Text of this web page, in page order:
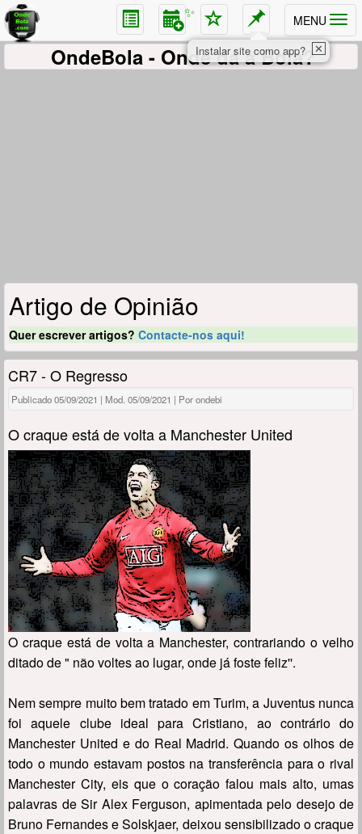
MENU
✨
OndeBola - Onde dá a Bola?
Artigo de Opinião
Quer escrever artigos? Contacte-nos aqui!
CR7 - O Regresso
Publicado 05/09/2021 | Mod. 05/09/2021 | Por ondebi
O craque está de volta a Manchester United
O craque está de volta a Manchester, contrariando o velho
ditado de " não voltes ao lugar, onde já foste feliz''.
Nem sempre muito bem tratado em Turim, a Juventus nunca
foi aquele clube ideal para Cristiano, ao contrário do
Manchester United e do Real Madrid. Quando os olhos de
todo o mundo estavam postos na transferência para o rival
Manchester City, eis que o coração falou mais alto, umas
palavras de Sir Alex Ferguson, apimentada pelo desejo de
Bruno Fernandes e Solskjaer, deixou sensibilizado o craque
✕
Instalar site como app?